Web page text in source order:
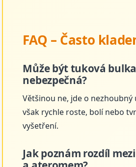
FAQ – Často
Může být tuková bulka
nebezpečná?
Většinou ne, jde o nezhoubný
však rychle roste, bolí nebo
vyšetření.
Jak poznám rozdíl